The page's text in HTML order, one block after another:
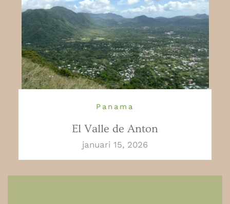
Panama
El Valle de Anton
januari 15, 2026